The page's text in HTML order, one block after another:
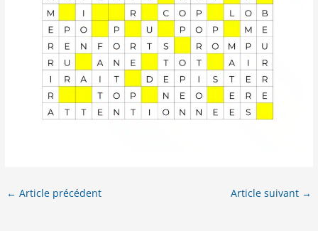
← Article précédent Article suivant →